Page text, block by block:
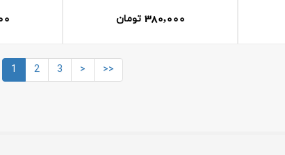
380,000 تومان
1 2 3 > >>